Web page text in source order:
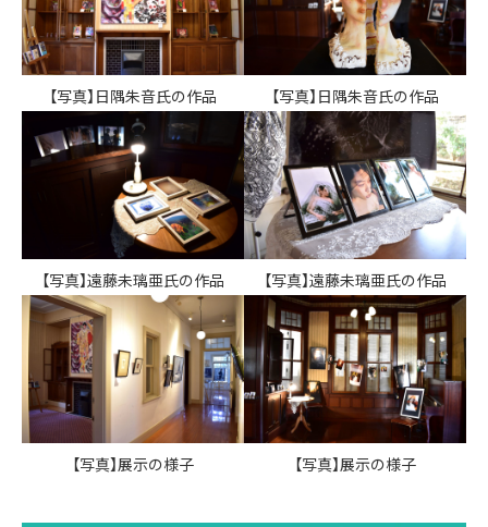
【写真】日隅朱音氏の作品 【写真】日隅朱音氏の作品
【写真】遠藤未璃亜氏の作品 【写真】遠藤未璃亜氏の作品
【写真】展示の様子 【写真】展示の様子